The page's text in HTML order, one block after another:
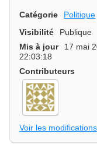
Catégorie Politique
Visibilité
Publique
Mis à jour
17 mai
22:03:18
Contributeurs
Voir les modifications